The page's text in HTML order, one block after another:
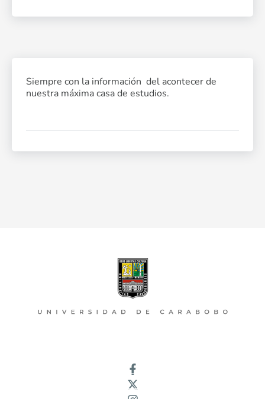
Siempre con la información del acontecer de
nuestra máxima casa de estudios.